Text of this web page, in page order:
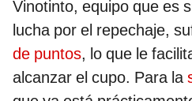
Vinotinto, equipo que es
lucha por el repechaje,
de puntos, lo que le
alcanzar el cupo. Para la